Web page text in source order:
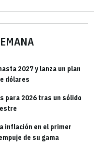
2027 y lanza un plan
dólares
para 2026 tras un sólido
inflación en el primer
de su gama